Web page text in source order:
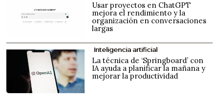
Usar proyectos en ChatGPT
mejora el rendimiento y la
organización en conversaciones
largas
Inteligencia artificial
La técnica de ‘Springboard’ con
IA ayuda a planificar la mañana y
mejorar la productividad